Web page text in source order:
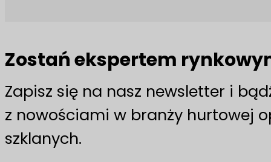
Zostań ekspertem
Zapisz się na nasz newsletter i
z nowościami w branży hurtowej
szklanych.